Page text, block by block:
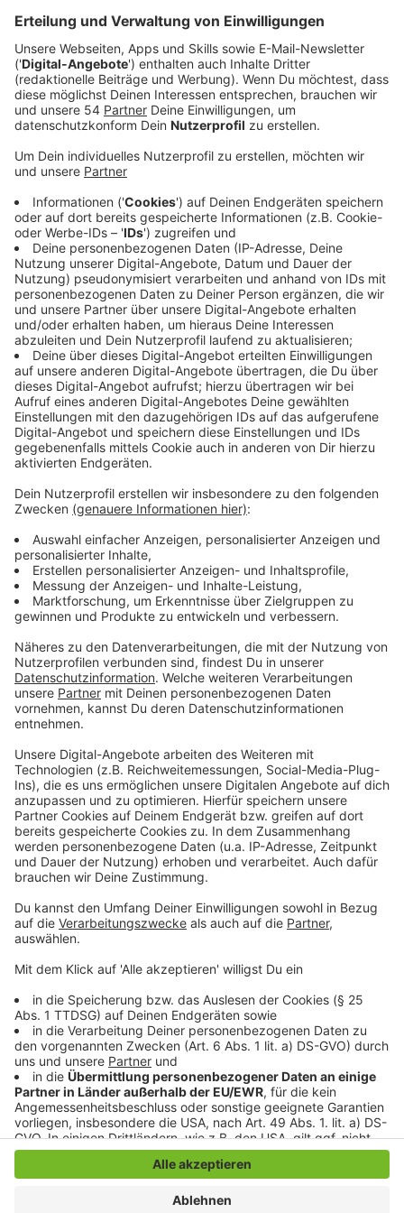
von Politikern aus der Stadt.
Veröffentlicht:Donnerstag, 20.11.2025 06:00
Anzeige
Eigentlich hatte die Stadt gehofft, dass auf dem etwa
400 Hektar großen JHQ-Gelände auch Platz für neue
Gewerbeflächen sein würde. Das Land plant aber ein
Abschiebegefängnis und Kasernen. Das sei ein
massiver Rückschritt für die wirtschaftliche
Entwicklung in unserer Stadt, sagt die SPD-
Ratsfraktion. Die Fläche würde dringend gebraucht
werden, um Arbeitsplätze zu schaffen. Auch der
Kreisverband der Linken in Mönchengladbach kritisiert
die Pläne: Statt eines Militärstützpunktes hätte hier
dringend benötigter sozialer Wohnraum, ein
Jugendzentrum oder andere öffentliche Einrichtungen
entstehen können. Beide Parteien fordern vom Land,
die Pläne nochmal zu überarbeiten.
Anzeige
IHK in Mönchengladbach fordert Ersatz
Anzeige
Die IHK hat ein Schreiben formuliert, an die
Staatskanzlei, das Wirtschaftsministerium sowie die
Bezirksregierung und Oberbürgermeister Felix
Heinrichs. Darin fordert sie, dass andere große Flächen
für neue Gewerbe bereitgestellt werden - quasi als
Ersatz für das JHQ-Gelände. Bisher nehmen
Gewerbeflächen rund 3 Prozent der gesamten
Stadtfläche bei uns in Anspruch. Neue Gewerbeflächen
werden also dringend gebraucht, sagt die IHK. Das
JHQ-Areal sollte zumindest einen Teil des Bedarfs
decken. 60 Hektar waren geplant. Mönchengladbach
stehe vor angespannten kommunalen Finanzen. Eine
starke Wirtschaft würde den Haushalt zumindest
teilweise stützen.
Anzeige
Anzeige